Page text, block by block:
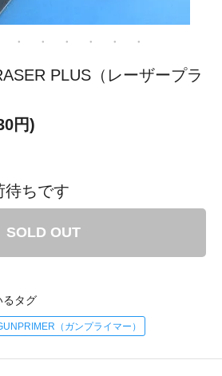
PLUS（レーザープラ
円)
待ちです
SOLD OUT
るタグ
（ガンプライマー）